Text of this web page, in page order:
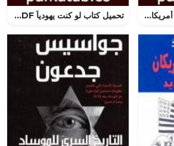
تحميل كتاب نهاية ودمار أمريكا وإسرائيل PDF تأليف منصور عبد الحكيم مجانا [كامل] تحميل كتاب لو كنت يهودياً PDF تأليف نصري الصايغ مجانا [كامل]